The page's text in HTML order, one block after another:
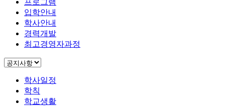
입학안내
학사안내
경력개발
최고경영자과정
학사일정
학칙
학교생활